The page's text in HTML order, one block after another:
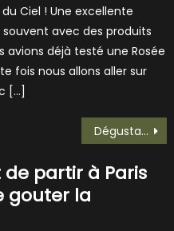
Ciel ! Une excellente
souvent avec des produits
avions déjà testé une Rosée
fois nous allons aller sur
[…]
Dégustation d’une Perle dans les vignes!
partir à Paris
gouter la